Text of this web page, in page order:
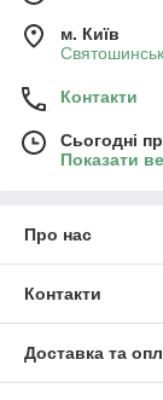
м. Київ
Контакти
Сьогодні
Показати
Про нас
Контакти
Доставка та